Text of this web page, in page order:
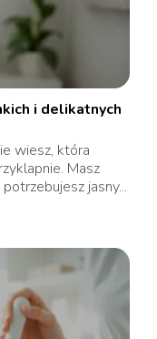
i delikatnych
wiesz, która
Masz
jasny...